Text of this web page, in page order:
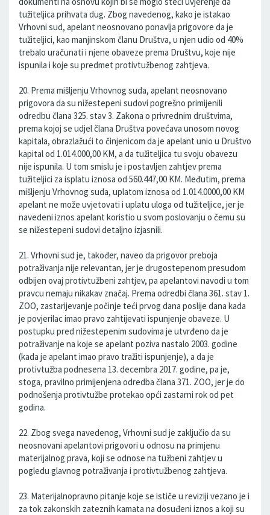
tužiteljica prihvata dug. Zbog navedenog, kako je istakao
Vrhovni sud, apelant neosnovano ponavlja prigovore da je
tužiteljici, kao manjinskom članu Društva, u njen udio od 40%
trebalo uračunati i njene obaveze prema Društvu, koje nije
ispunila i koje su predmet protivtužbenog zahtjeva.
20. Prema mišljenju Vrhovnog suda, apelant neosnovano
prigovora da su nižestepeni sudovi pogrešno primijenili
odredbu člana 325. stav 3. Zakona o privrednim društvima,
prema kojoj se udjel člana Društva povećava unosom novog
kapitala, obrazlažući to činjenicom da je apelant unio u Društvo
kapital od 1.014.000,00 KM, a da tužiteljica tu svoju obavezu
nije ispunila. U tom smislu je i postavljen zahtjev prema
tužiteljici za isplatu iznosa od 560.447,00 KM. Međutim, prema
mišljenju Vrhovnog suda, uplatom iznosa od 1.014.0000,00 KM
apelant ne može uvjetovati i uplatu uloga od tužiteljice, jer je
navedeni iznos apelant koristio u svom poslovanju o čemu su
se nižestepeni sudovi detaljno izjasnili.
21. Vrhovni sud je, također, naveo da prigovor preboja
potraživanja nije relevantan, jer je drugostepenom presudom
odbijen ovaj protivtužbeni zahtjev, pa apelantovi navodi u tom
pravcu nemaju nikakav značaj. Prema odredbi člana 361. stav 1.
ZOO, zastarijevanje počinje teći prvog dana poslije dana kada
je povjerilac imao pravo zahtijevati ispunjenje obaveze. U
postupku pred nižestepenim sudovima je utvrđeno da je
potraživanje na koje se apelant poziva nastalo 2003. godine
(kada je apelant imao pravo tražiti ispunjenje), a da je
protivtužba podnesena 13. decembra 2017. godine, pa je,
stoga, pravilno primijenjena odredba člana 371. ZOO, jer je do
podnošenja protivtužbe protekao opći zastarni rok od pet
godina.
22. Zbog svega navedenog, Vrhovni sud je zaključio da su
neosnovani apelantovi prigovori u odnosu na primjenu
materijalnog prava, koji se odnose na tužbeni zahtjev u
pogledu glavnog potraživanja i protivtužbenog zahtjeva.
23. Materijalnopravno pitanje koje se ističe u reviziji vezano je i
za tok zakonskih zateznih kamata na dosuđeni iznos a koji su